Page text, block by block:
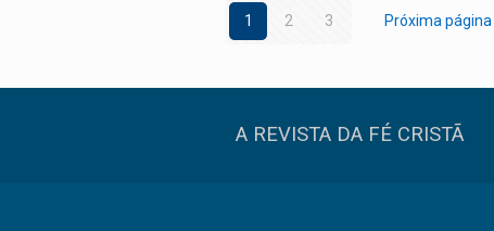
1 2 3 Próxima página
A REVISTA DA FÉ CRISTÃ